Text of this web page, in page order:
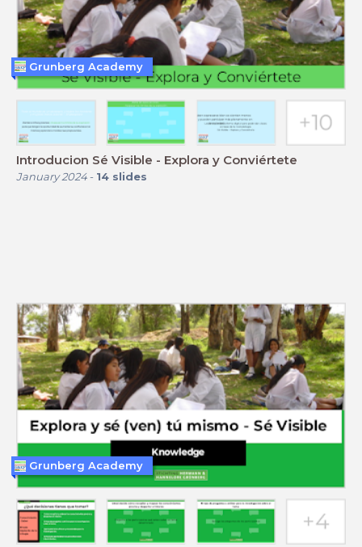
Introducion Sé Visible - Explora y Conviértete
January 2024- 14 slides
Grunberg Academy
Grunberg Academy